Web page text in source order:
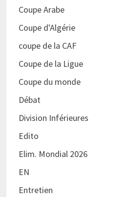
Coupe Arabe
Coupe d'Algérie
coupe de la CAF
Coupe de la Ligue
Coupe du monde
Débat
Division Inférieures
Edito
Elim. Mondial 2026
EN
Entretien